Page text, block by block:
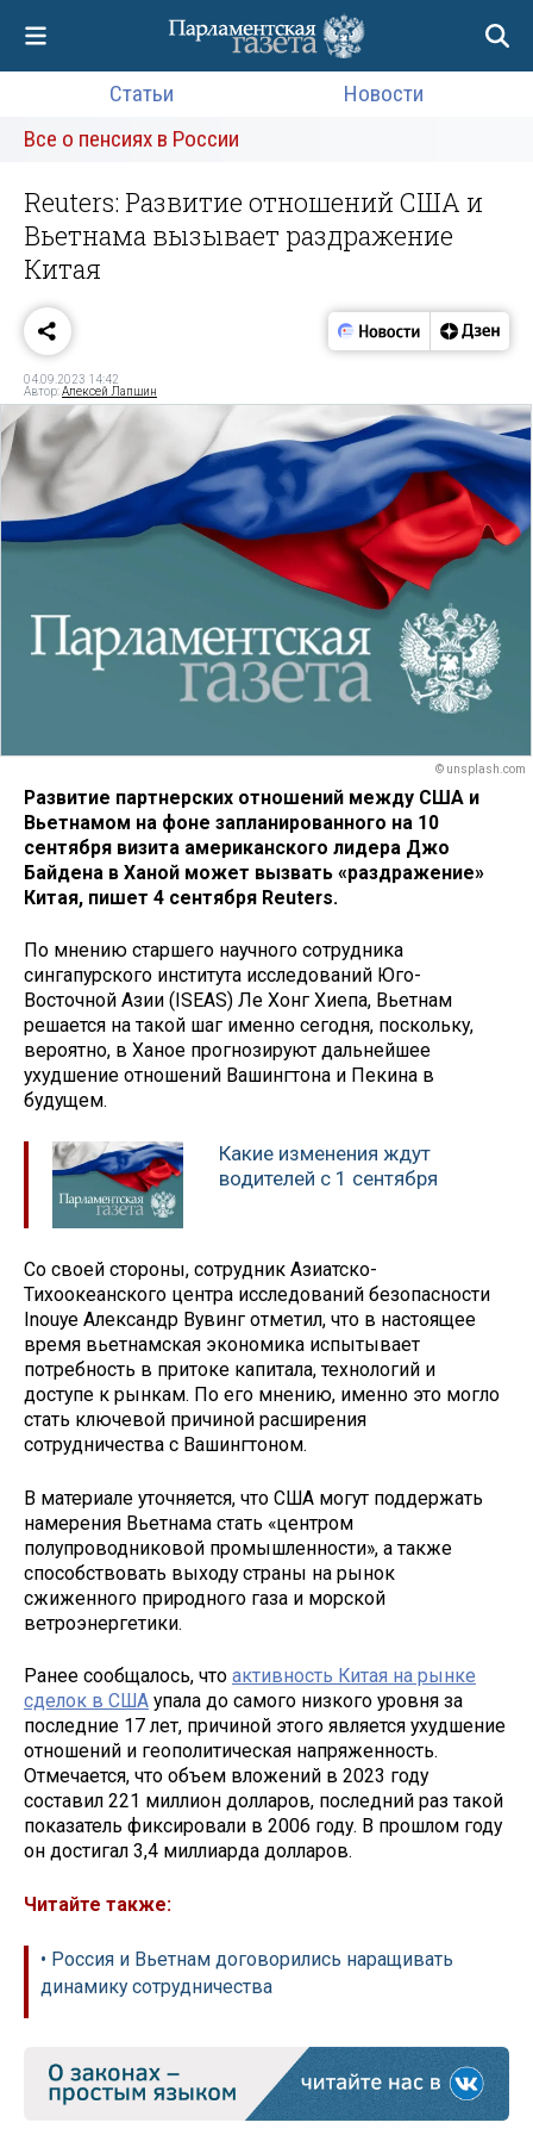
Статьи
Новости
Все о пенсиях в России
Reuters: Развитие отношений США и
Вьетнама вызывает раздражение
Китая
04.09.2023 14:42
Автор:Алексей Лапшин
© unsplash.com
Развитие партнерских отношений между США и
Вьетнамом на фоне запланированного на 10
сентября визита американского лидера Джо
Байдена в Ханой может вызвать «раздражение»
Китая, пишет 4 сентября Reuters.
По мнению старшего научного сотрудника
сингапурского института исследований Юго-
Восточной Азии (ISEAS) Ле Хонг Хиепа, Вьетнам
решается на такой шаг именно сегодня, поскольку,
вероятно, в Ханое прогнозируют дальнейшее
ухудшение отношений Вашингтона и Пекина в
будущем.
Какие изменения ждут
водителей с 1 сентября
Со своей стороны, сотрудник Азиатско-
Тихоокеанского центра исследований безопасности
Inouye Александр Вувинг отметил, что в настоящее
время вьетнамская экономика испытывает
потребность в притоке капитала, технологий и
доступе к рынкам. По его мнению, именно это могло
стать ключевой причиной расширения
сотрудничества с Вашингтоном.
В материале уточняется, что США могут поддержать
намерения Вьетнама стать «центром
полупроводниковой промышленности», а также
способствовать выходу страны на рынок
сжиженного природного газа и морской
ветроэнергетики.
Ранее сообщалось, что активность Китая на рынке
сделок в США упала до самого низкого уровня за
последние 17 лет, причиной этого является ухудшение
отношений и геополитическая напряженность.
Отмечается, что объем вложений в 2023 году
составил 221 миллион долларов, последний раз такой
показатель фиксировали в 2006 году. В прошлом году
он достигал 3,4 миллиарда долларов.
Читайте также:
• Россия и Вьетнам договорились наращивать
динамику сотрудничества